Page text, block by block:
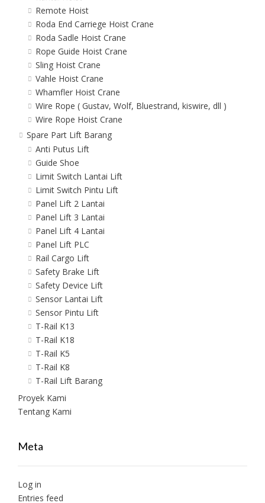
Remote Hoist
Roda End Carriege Hoist Crane
Roda Sadle Hoist Crane
Rope Guide Hoist Crane
Sling Hoist Crane
Vahle Hoist Crane
Whamfler Hoist Crane
Wire Rope ( Gustav, Wolf, Bluestrand, kiswire, dll )
Wire Rope Hoist Crane
Spare Part Lift Barang
Anti Putus Lift
Guide Shoe
Limit Switch Lantai Lift
Limit Switch Pintu Lift
Panel Lift 2 Lantai
Panel Lift 3 Lantai
Panel Lift 4 Lantai
Panel Lift PLC
Rail Cargo Lift
Safety Brake Lift
Safety Device Lift
Sensor Lantai Lift
Sensor Pintu Lift
T-Rail K13
T-Rail K18
T-Rail K5
T-Rail K8
T-Rail Lift Barang
Proyek Kami
Tentang Kami
Meta
Log in
Entries feed